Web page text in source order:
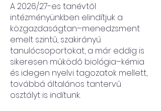
A 2026/27-es tanévtől
intézményünkben elindítjuk a
közgazdaságtan–menedzsment
emelt szintű, szakirányú
tanulócsoportokat, a már eddig is
sikeresen működő biológia–kémia
és idegen nyelvi tagozatok mellett,
továbbá általános tantervű
osztályt is indítunk.